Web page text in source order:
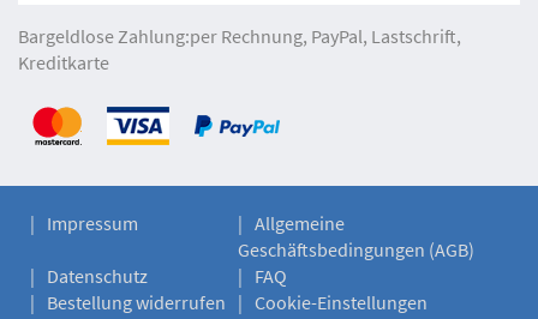
Bargeldlose Zahlung:per Rechnung, PayPal, Lastschrift,
Kreditkarte
Impressum
Allgemeine
Geschäftsbedingungen (AGB)
Datenschutz
FAQ
Bestellung widerrufen
Cookie-Einstellungen